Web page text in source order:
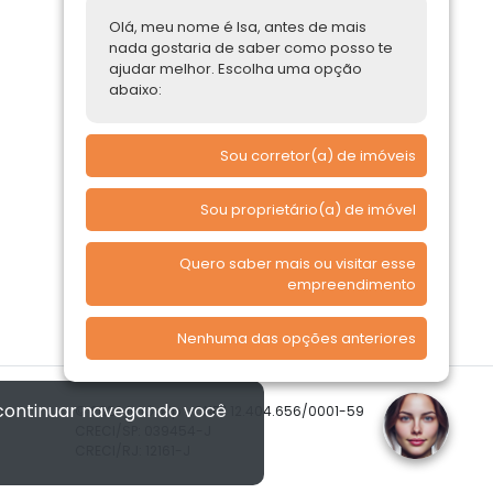
Olá, meu nome é Isa, antes de mais
nada gostaria de saber como posso te
ajudar melhor. Escolha uma opção
abaixo:
Sou corretor(a) de imóveis
Sou proprietário(a) de imóvel
Quero saber mais ou visitar esse
empreendimento
Nenhuma das opções anteriores
Comprar ou alugar
Quero Comprar
© 2026 Imóvelp • CNPJ 12.404.656/0001-59
navegando você